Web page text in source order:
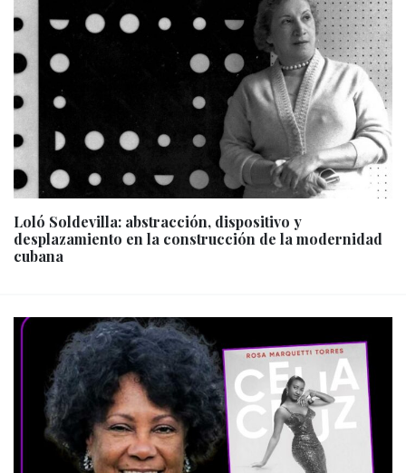
Loló Soldevilla: abstracción, dispositivo y
desplazamiento en la construcción de la modernidad
cubana